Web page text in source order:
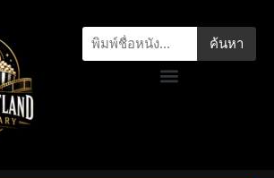
ค้นหา